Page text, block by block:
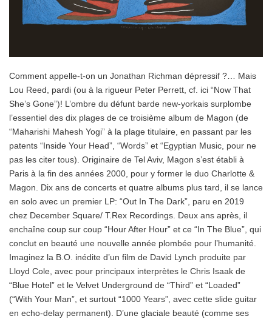
Comment appelle-t-on un Jonathan Richman dépressif ?… Mais
Lou Reed, pardi (ou à la rigueur Peter Perrett, cf. ici “Now That
She’s Gone”)! L’ombre du défunt barde new-yorkais surplombe
l’essentiel des dix plages de ce troisième album de Magon (de
“Maharishi Mahesh Yogi” à la plage titulaire, en passant par les
patents “Inside Your Head”, “Words” et “Egyptian Music, pour ne
pas les citer tous). Originaire de Tel Aviv, Magon s’est établi à
Paris à la fin des années 2000, pour y former le duo Charlotte &
Magon. Dix ans de concerts et quatre albums plus tard, il se lance
en solo avec un premier LP: “Out In The Dark”, paru en 2019
chez December Square/ T.Rex Recordings. Deux ans après, il
enchaîne coup sur coup “Hour After Hour” et ce “In The Blue”, qui
conclut en beauté une nouvelle année plombée pour l’humanité.
Imaginez la B.O. inédite d’un film de David Lynch produite par
Lloyd Cole, avec pour principaux interprètes le Chris Isaak de
“Blue Hotel” et le Velvet Underground de “Third” et “Loaded”
(“With Your Man”, et surtout “1000 Years”, avec cette slide guitar
en echo-delay permanent). D’une glaciale beauté (comme ses